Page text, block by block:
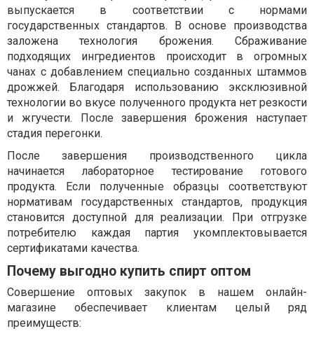
выпускается в соответствии с нормами
государственных стандартов. В основе производства
заложена технология брожения. Сбраживание
подходящих ингредиентов происходит в огромных
чанах с добавлением специально созданных штаммов
дрожжей. Благодаря использованию эксклюзивной
технологии во вкусе полученного продукта нет резкости
и жгучести. После завершения брожения наступает
стадия перегонки.
После завершения производственного цикла
начинается лабораторное тестирование готового
продукта. Если полученные образцы соответствуют
нормативам государственных стандартов, продукция
становится доступной для реализации. При отгрузке
потребителю каждая партия укомплектовывается
сертификатами качества.
Почему выгодно купить спирт оптом
Совершение оптовых закупок в нашем онлайн-
магазине обеспечивает клиентам целый ряд
преимуществ: